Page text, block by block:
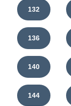
132
136
140
144